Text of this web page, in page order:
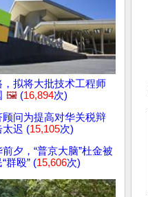
，拟将大批技术工程师
🖼️ (16,894次)
顾问为提高对华关税辩
太迟 (15,105次)
夕，“普京大脑”杜金被
群殴” (15,606次)